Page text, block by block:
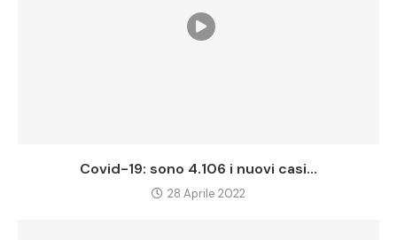
Covid-19: sono 4.106 i nuovi casi...
28 Aprile 2022